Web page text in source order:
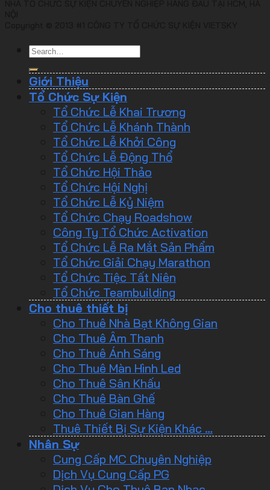
Giới Thiệu
Tổ Chức Sự Kiện
Tổ Chức Lễ Khai Trương
Tổ Chức Lễ Khánh Thành
Tổ Chức Lễ Khởi Công
Tổ Chức Lễ Động Thổ
Tổ Chức Hội Thảo
Tổ Chức Hội Nghị
Tổ Chức Lễ Kỷ Niệm
Tổ Chức Chạy Roadshow
Công Ty Tổ Chức Activation
Tổ Chức Lễ Ra Mắt Sản Phẩm
Tổ Chức Giải Chạy Marathon
Tổ Chức Tiệc Tất Niên
Tổ Chức Teambuilding
Cho thuê thiết bị
Cho Thuê Nhà Bạt Không Gian
Cho Thuê Âm Thanh
Cho Thuê Ánh Sáng
Cho Thuê Màn Hình Led
Cho Thuê Sân Khấu
Cho Thuê Bàn Ghế
Cho Thuê Gian Hàng
Thuê Thiết Bị Sự Kiện Khác …
Nhân Sự
Cung Cấp MC Chuyên Nghiệp
Dịch Vụ Cung Cấp PG